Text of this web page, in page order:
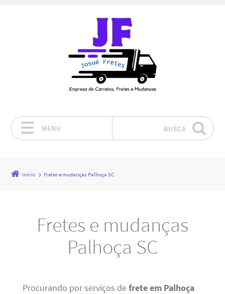
MENU BUSCA
Início Fretes e mudanças Palhoça SC
Fretes e mudanças
Palhoça SC
Procurando por serviços defrete em Palhoça